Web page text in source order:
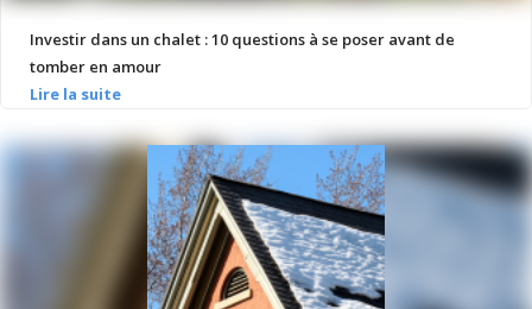
Investir dans un chalet : 10 questions à se poser avant de
tomber en amour